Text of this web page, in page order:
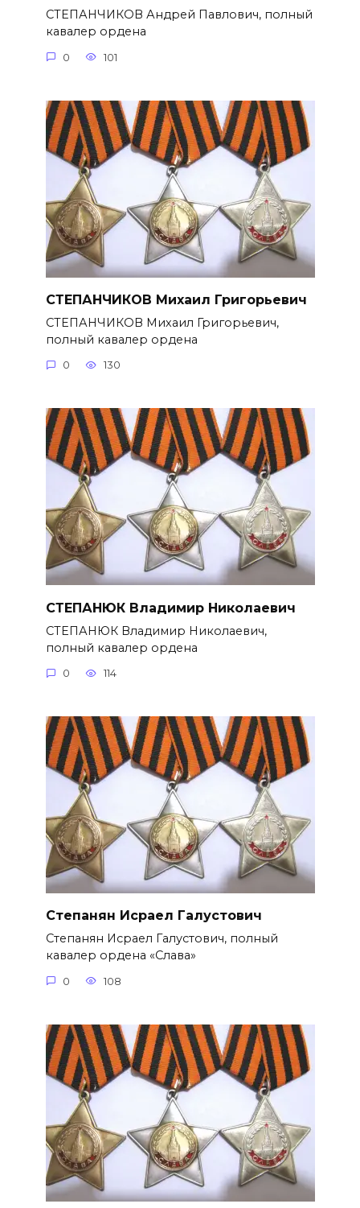
СТЕПАНЧИКОВ Андрей Павлович, полный
кавалер ордена
0 101
СТЕПАНЧИКОВ Михаил Григорье­вич
СТЕПАНЧИКОВ Михаил Григорье­вич,
полный кавалер ордена
0 130
СТЕПАНЮК Владимир Николаевич
СТЕПАНЮК Владимир Николае­вич,
полный кавалер ордена
0 114
Степанян Исраел Галустович
Степанян Исраел Галустович, полный
кавалер ордена «Слава»
0 108